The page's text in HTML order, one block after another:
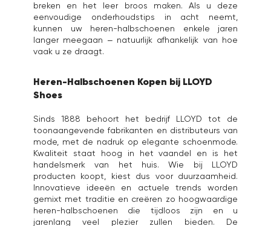
breken en het leer broos maken. Als u deze
eenvoudige onderhoudstips in acht neemt,
kunnen uw heren-halbschoenen enkele jaren
langer meegaan – natuurlijk afhankelijk van hoe
vaak u ze draagt.
Heren-Halbschoenen Kopen bij LLOYD
Shoes
Sinds 1888 behoort het bedrijf LLOYD tot de
toonaangevende fabrikanten en distributeurs van
mode, met de nadruk op elegante schoenmode.
Kwaliteit staat hoog in het vaandel en is het
handelsmerk van het huis. Wie bij LLOYD
producten koopt, kiest dus voor duurzaamheid.
Innovatieve ideeën en actuele trends worden
gemixt met traditie en creëren zo hoogwaardige
heren-halbschoenen die tijdloos zijn en u
jarenlang veel plezier zullen bieden. De